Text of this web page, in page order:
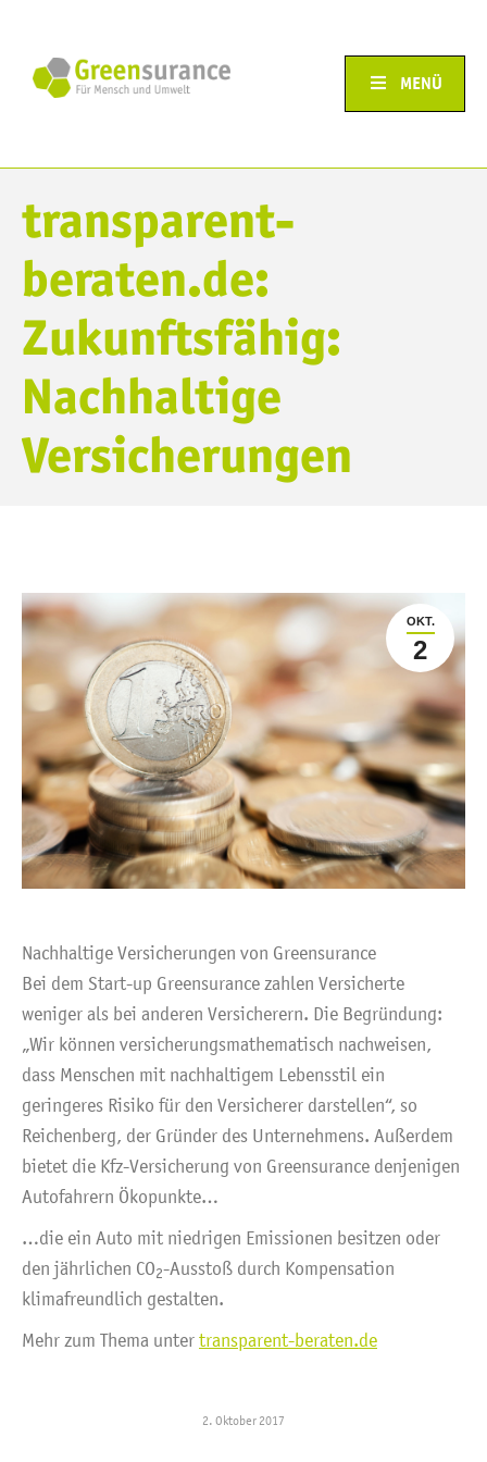
MENÜ
transparent-
beraten.de:
Zukunftsfähig:
Nachhaltige
Versicherungen
OKT.
2
Nachhaltige Versicherungen von Greensurance
Bei dem Start-up Greensurance zahlen Versicherte
weniger als bei anderen Versicherern. Die Begründung:
„Wir können versicherungsmathematisch nachweisen,
dass Menschen mit nachhaltigem Lebensstil ein
geringeres Risiko für den Versicherer darstellen“, so
Reichenberg, der Gründer des Unternehmens. Außerdem
bietet die Kfz-Versicherung von Greensurance denjenigen
Autofahrern Ökopunkte…
…die ein Auto mit niedrigen Emissionen besitzen oder
den jährlichen CO2-Ausstoß durch Kompensation
klimafreundlich gestalten.
Mehr zum Thema unter transparent-beraten.de
2. Oktober 2017